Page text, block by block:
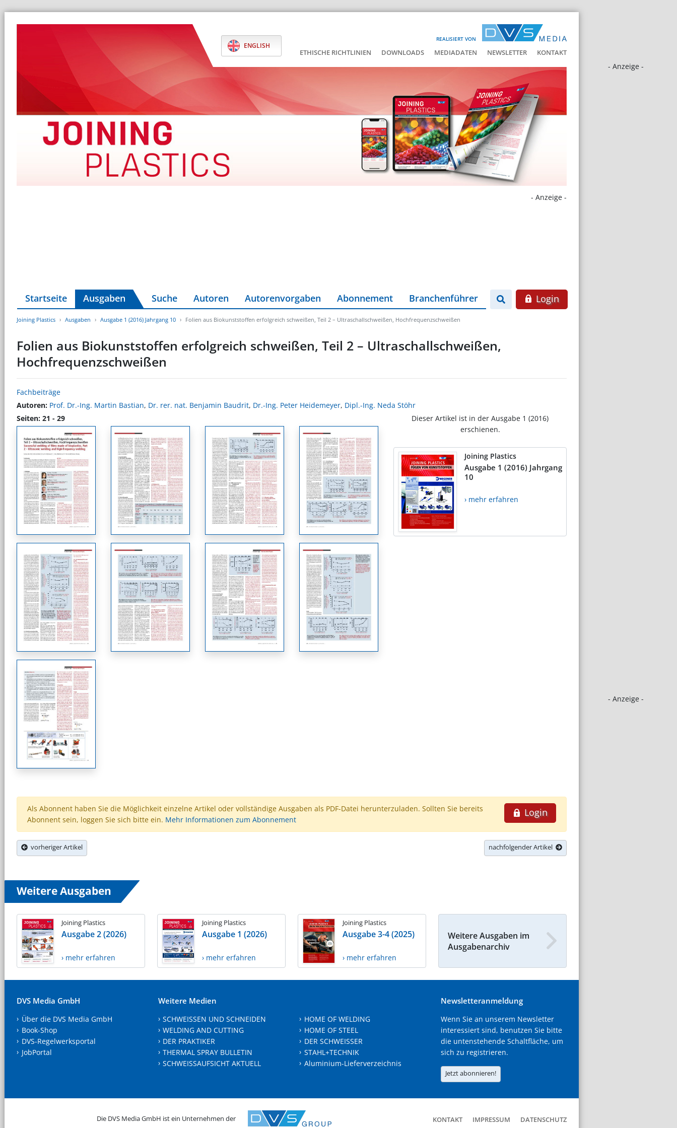
REALISIERT VON
ENGLISH
ETHISCHE RICHTLINIEN DOWNLOADS MEDIADATEN NEWSLETTER KONTAKT
- Anzeige -
- Anzeige -
- Anzeige -
Startseite Ausgaben Suche Autoren Autorenvorgaben Abonnement Branchenführer Login
Joining Plastics Ausgaben Ausgabe 1 (2016) Jahrgang 10 Folien aus Biokunststoffen erfolgreich schweißen, Teil 2 – Ultraschallschweißen, Hochfrequenzschweißen
Folien aus Biokunststoffen erfolgreich schweißen, Teil 2 – Ultraschallschweißen,
Hochfrequenzschweißen
Fachbeiträge
Autoren: Prof. Dr.-Ing. Martin Bastian, Dr. rer. nat. Benjamin Baudrit, Dr.-Ing. Peter Heidemeyer, Dipl.-Ing. Neda Stöhr
Seiten: 21 - 29
Dieser Artikel ist in der Ausgabe 1 (2016)
erschienen.
Joining Plastics
Ausgabe 1 (2016) Jahrgang
10
› mehr erfahren
Login
Als Abonnent haben Sie die Möglichkeit einzelne Artikel oder vollständige Ausgaben als PDF-Datei herunterzuladen. Sollten Sie bereits
Abonnent sein, loggen Sie sich bitte ein. Mehr Informationen zum Abonnement
vorheriger Artikel nachfolgender Artikel
Weitere Ausgaben
Joining Plastics
Ausgabe 2 (2026)
› mehr erfahren
Joining Plastics
Ausgabe 1 (2026)
› mehr erfahren
Joining Plastics
Ausgabe 3-4 (2025)
› mehr erfahren
Weitere Ausgaben im
Ausgabenarchiv
DVS Media GmbH
Über die DVS Media GmbH
Book-Shop
DVS-Regelwerksportal
JobPortal
Weitere Medien
SCHWEISSEN UND SCHNEIDEN
WELDING AND CUTTING
DER PRAKTIKER
THERMAL SPRAY BULLETIN
SCHWEISSAUFSICHT AKTUELL
HOME OF WELDING
HOME OF STEEL
DER SCHWEISSER
STAHL+TECHNIK
Aluminium-Lieferverzeichnis
Newsletteranmeldung
Wenn Sie an unserem Newsletter
interessiert sind, benutzen Sie bitte
die untenstehende Schaltfläche, um
sich zu registrieren.
Jetzt abonnieren!
Die DVS Media GmbH ist ein Unternehmen der KONTAKT IMPRESSUM DATENSCHUTZ